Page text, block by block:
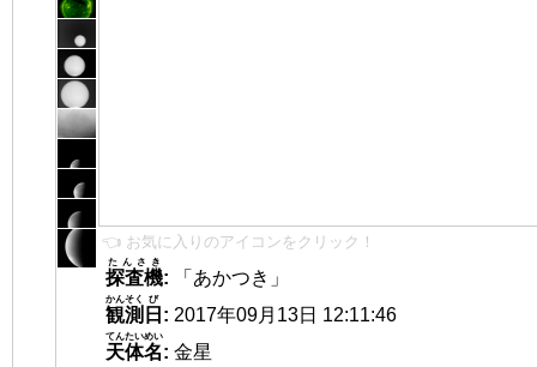
👈 お気に入りのアイコンをクリック！
探査機
たんさき
:
「あかつき」
観測
かんそく
日
び
: 2017年09月13日 12:11:46
天体名
てんたいめい
: 金星